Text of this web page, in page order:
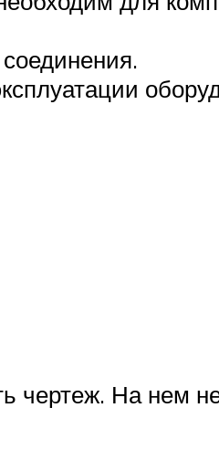
чертеж. На нем